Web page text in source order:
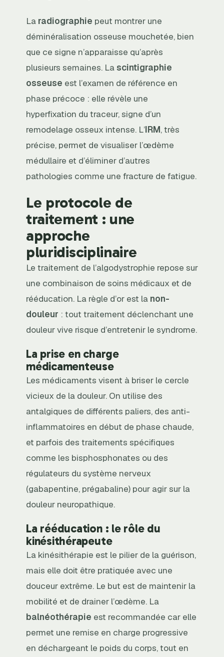
La radiographie peut montrer une
déminéralisation osseuse mouchetée, bien
que ce signe n’apparaisse qu’après
plusieurs semaines. La scintigraphie
osseuse est l’examen de référence en
phase précoce : elle révèle une
hyperfixation du traceur, signe d’un
remodelage osseux intense. L’IRM, très
précise, permet de visualiser l’œdème
médullaire et d’éliminer d’autres
pathologies comme une fracture de fatigue.
Le protocole de
traitement : une
approche
pluridisciplinaire
Le traitement de l’algodystrophie repose sur
une combinaison de soins médicaux et de
rééducation. La règle d’or est la non-
douleur : tout traitement déclenchant une
douleur vive risque d’entretenir le syndrome.
La prise en charge
médicamenteuse
Les médicaments visent à briser le cercle
vicieux de la douleur. On utilise des
antalgiques de différents paliers, des anti-
inflammatoires en début de phase chaude,
et parfois des traitements spécifiques
comme les bisphosphonates ou des
régulateurs du système nerveux
(gabapentine, prégabaline) pour agir sur la
douleur neuropathique.
La rééducation : le rôle du
kinésithérapeute
La kinésithérapie est le pilier de la guérison,
mais elle doit être pratiquée avec une
douceur extrême. Le but est de maintenir la
mobilité et de drainer l’œdème. La
balnéothérapie est recommandée car elle
permet une remise en charge progressive
en déchargeant le poids du corps, tout en